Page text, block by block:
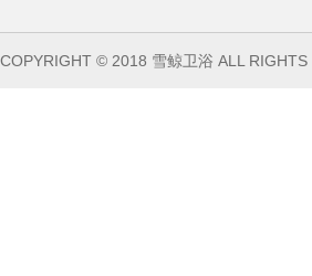
COPYRIGHT © 2018 雪鲸卫浴 ALL RIGHTS